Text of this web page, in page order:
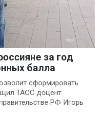
за год
балла
сформировать
ТАСС доцент
РФ Игорь